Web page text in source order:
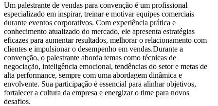
Um palestrante de vendas para convenção é um profissional
especializado em inspirar, treinar e motivar equipes comerciais
durante eventos corporativos. Com experiência prática e
conhecimento atualizado do mercado, ele apresenta estratégias
eficazes para aumentar resultados, melhorar o relacionamento com
clientes e impulsionar o desempenho em vendas.Durante a
convenção, o palestrante aborda temas como técnicas de
negociação, inteligência emocional, tendências do setor e metas de
alta performance, sempre com uma abordagem dinâmica e
envolvente. Sua participação é essencial para alinhar objetivos,
fortalecer a cultura da empresa e energizar o time para novos
desafios.